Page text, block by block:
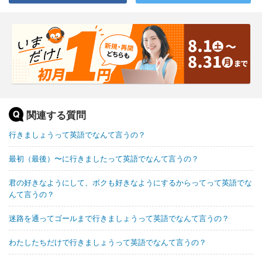
関連する質問
行きましょうって英語でなんて言うの？
最初（最後）〜に行きましたって英語でなんて言うの？
君の好きなようにして、ボクも好きなようにするからってって英語でな
んて言うの？
迷路を通ってゴールまで行きましょうって英語でなんて言うの？
わたしたちだけで行きましょうって英語でなんて言うの？